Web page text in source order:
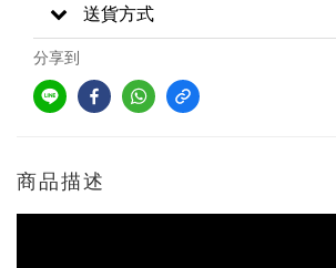
送貨方式
分享到
商品描述